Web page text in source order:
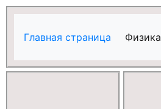
Главная страница Физика